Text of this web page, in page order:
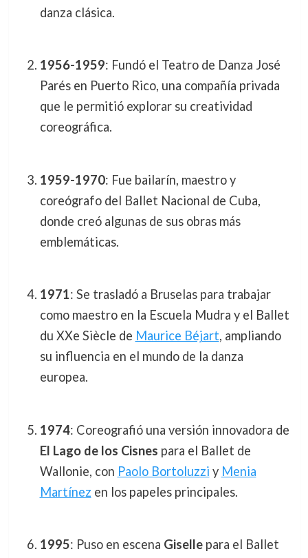
danza clásica.
1956-1959: Fundó el Teatro de Danza José
Parés en Puerto Rico, una compañía privada
que le permitió explorar su creatividad
coreográfica.
1959-1970: Fue bailarín, maestro y
coreógrafo del Ballet Nacional de Cuba,
donde creó algunas de sus obras más
emblemáticas.
1971: Se trasladó a Bruselas para trabajar
como maestro en la Escuela Mudra y el Ballet
du XXe Siècle de Maurice Béjart, ampliando
su influencia en el mundo de la danza
europea.
1974: Coreografió una versión innovadora de
El Lago de los Cisnes para el Ballet de
Wallonie, con Paolo Bortoluzzi y Menia
Martínez en los papeles principales.
1995: Puso en escena Gisellepara el Ballet